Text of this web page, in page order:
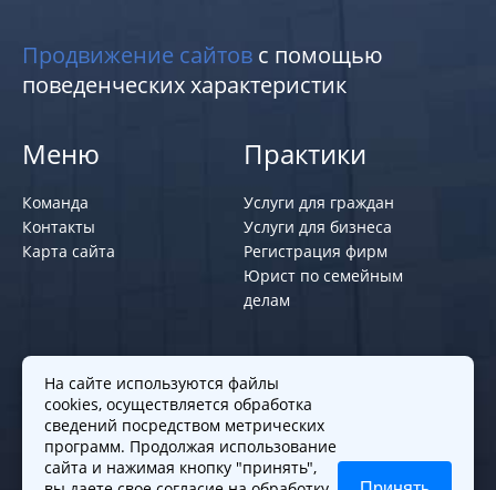
Продвижение сайтов с помощью
поведенческих характеристик
Меню
Команда
Контакты
Карта сайта
Практики
Услуги для граждан
Услуги для бизнеса
Регистрация фирм
Юрист по семейным
делам
Политики и правила
Политика обработки персональных
данных
Согласие на обработку cookies
На сайте используются файлы
cookies, осуществляется обработка
сведений посредством метрических
программ. Продолжая использование
сайта и нажимая кнопку "принять",